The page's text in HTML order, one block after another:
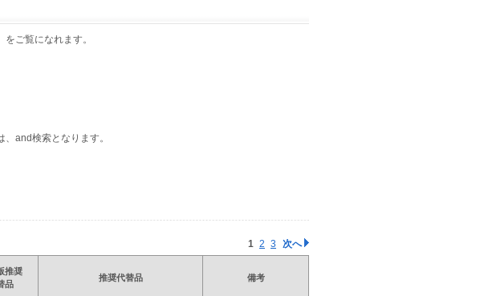
ご覧になれます。
and検索となります。
1 2 3 次へ
推奨
品
推奨代替品 備考